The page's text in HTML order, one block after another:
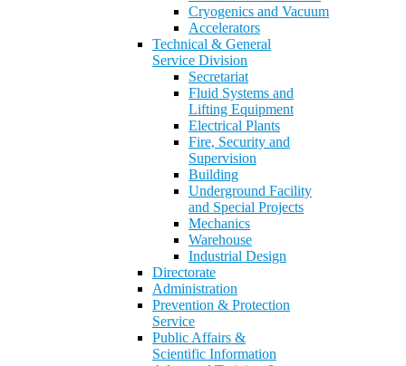
Cryogenics and Vacuum
Accelerators
Technical & General
Service Division
Secretariat
Fluid Systems and
Lifting Equipment
Electrical Plants
Fire, Security and
Supervision
Building
Underground Facility
and Special Projects
Mechanics
Warehouse
Industrial Design
Directorate
Administration
Prevention & Protection
Service
Public Affairs &
Scientific Information